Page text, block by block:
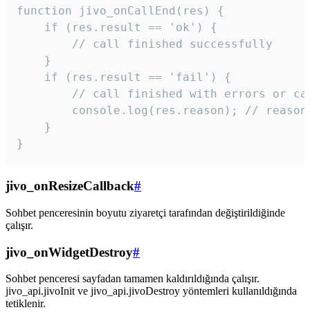
function jivo_onCallEnd(res) {
    if (res.result == 'ok') {
        // call finished successfully
    }
    if (res.result == 'fail') {
// call finished with errors or
console.log(res.reason); //
    }
}
jivo_onResizeCallback#
Sohbet penceresinin boyutu ziyaretçi tarafından değiştirildiğinde
çalışır.
jivo_onWidgetDestroy#
Sohbet penceresi sayfadan tamamen kaldırıldığında çalışır.
jivo_api.jivoInit ve jivo_api.jivoDestroy yöntemleri kullanıldığında
tetiklenir.